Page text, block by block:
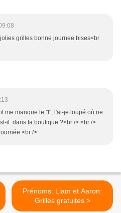
grilles bonne journee bises<br
me manque le "I", l'ai-je loupé où ne
il dans ta boutique ?<br /> <br />
/>
Prénoms: Liam et Aaron:
Grilles gratuites >